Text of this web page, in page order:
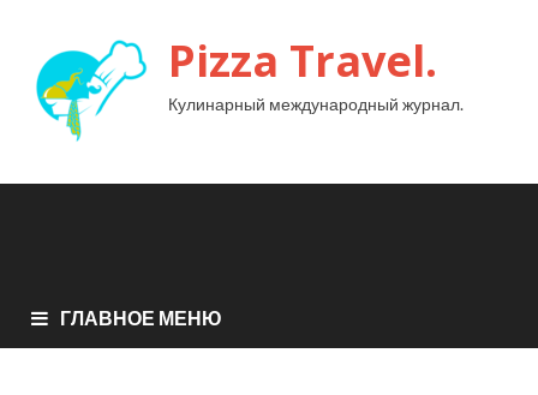
Pizza Travel.
Кулинарный международный журнал.
ГЛАВНОЕ МЕНЮ